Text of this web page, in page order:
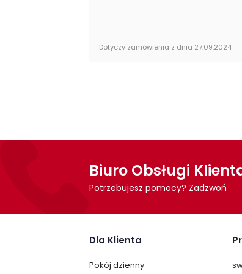
płyta meblowa
Dotyczy zamówienia z dnia 27.09.2024
Biuro Obsługi
Potrzebujesz pomocy? Zadzwoń
Dla Klienta
Pokój dzienny